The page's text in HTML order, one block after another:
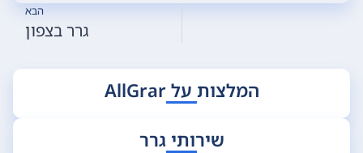
הבא
גרר בצפון
המלצות על AllGrar
שירותי גרר